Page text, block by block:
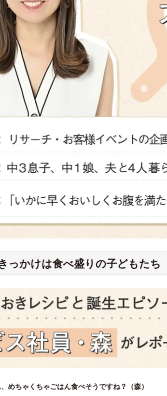
っかけは食べ盛りの子どもたち
めちゃくちゃごはん食べそうですね？（森）